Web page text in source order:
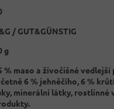
/ GUT&GÜNSTIG
g
% maso a živočišné
6 % jehněčího, 6 %
minerální látky, rostlinné